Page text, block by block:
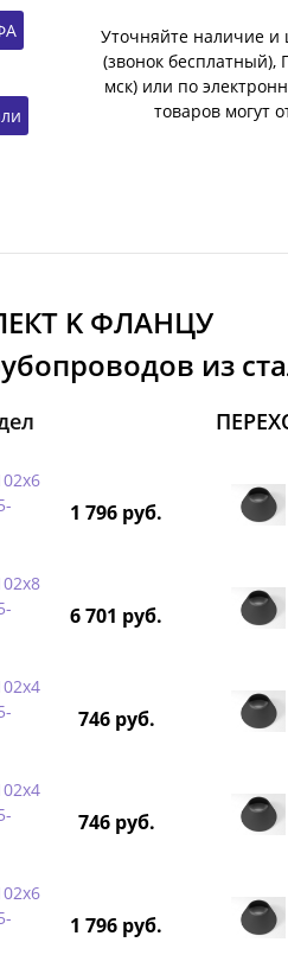
Уточняйте наличие и
(звонок бесплатный),
мск) или по
товаров могут
K ФЛАНЦУ
из
1 796 руб.
6 701 руб.
746 руб.
746 руб.
1 796 руб.